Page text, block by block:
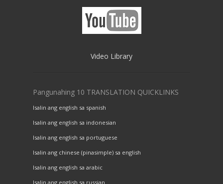
Video Library
Pangunahing 10 TRANSLATION QUICKLINKS
Isalin ang english sa spanish
Isalin ang english sa indonesian
Isalin ang english sa portuguese
Isalin ang chinese (pinasimple) sa english
Isalin ang english sa arabic
Isalin ang english sa russian